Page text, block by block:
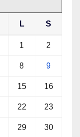
L S
1 2
8 9
15 16
22 23
29 30